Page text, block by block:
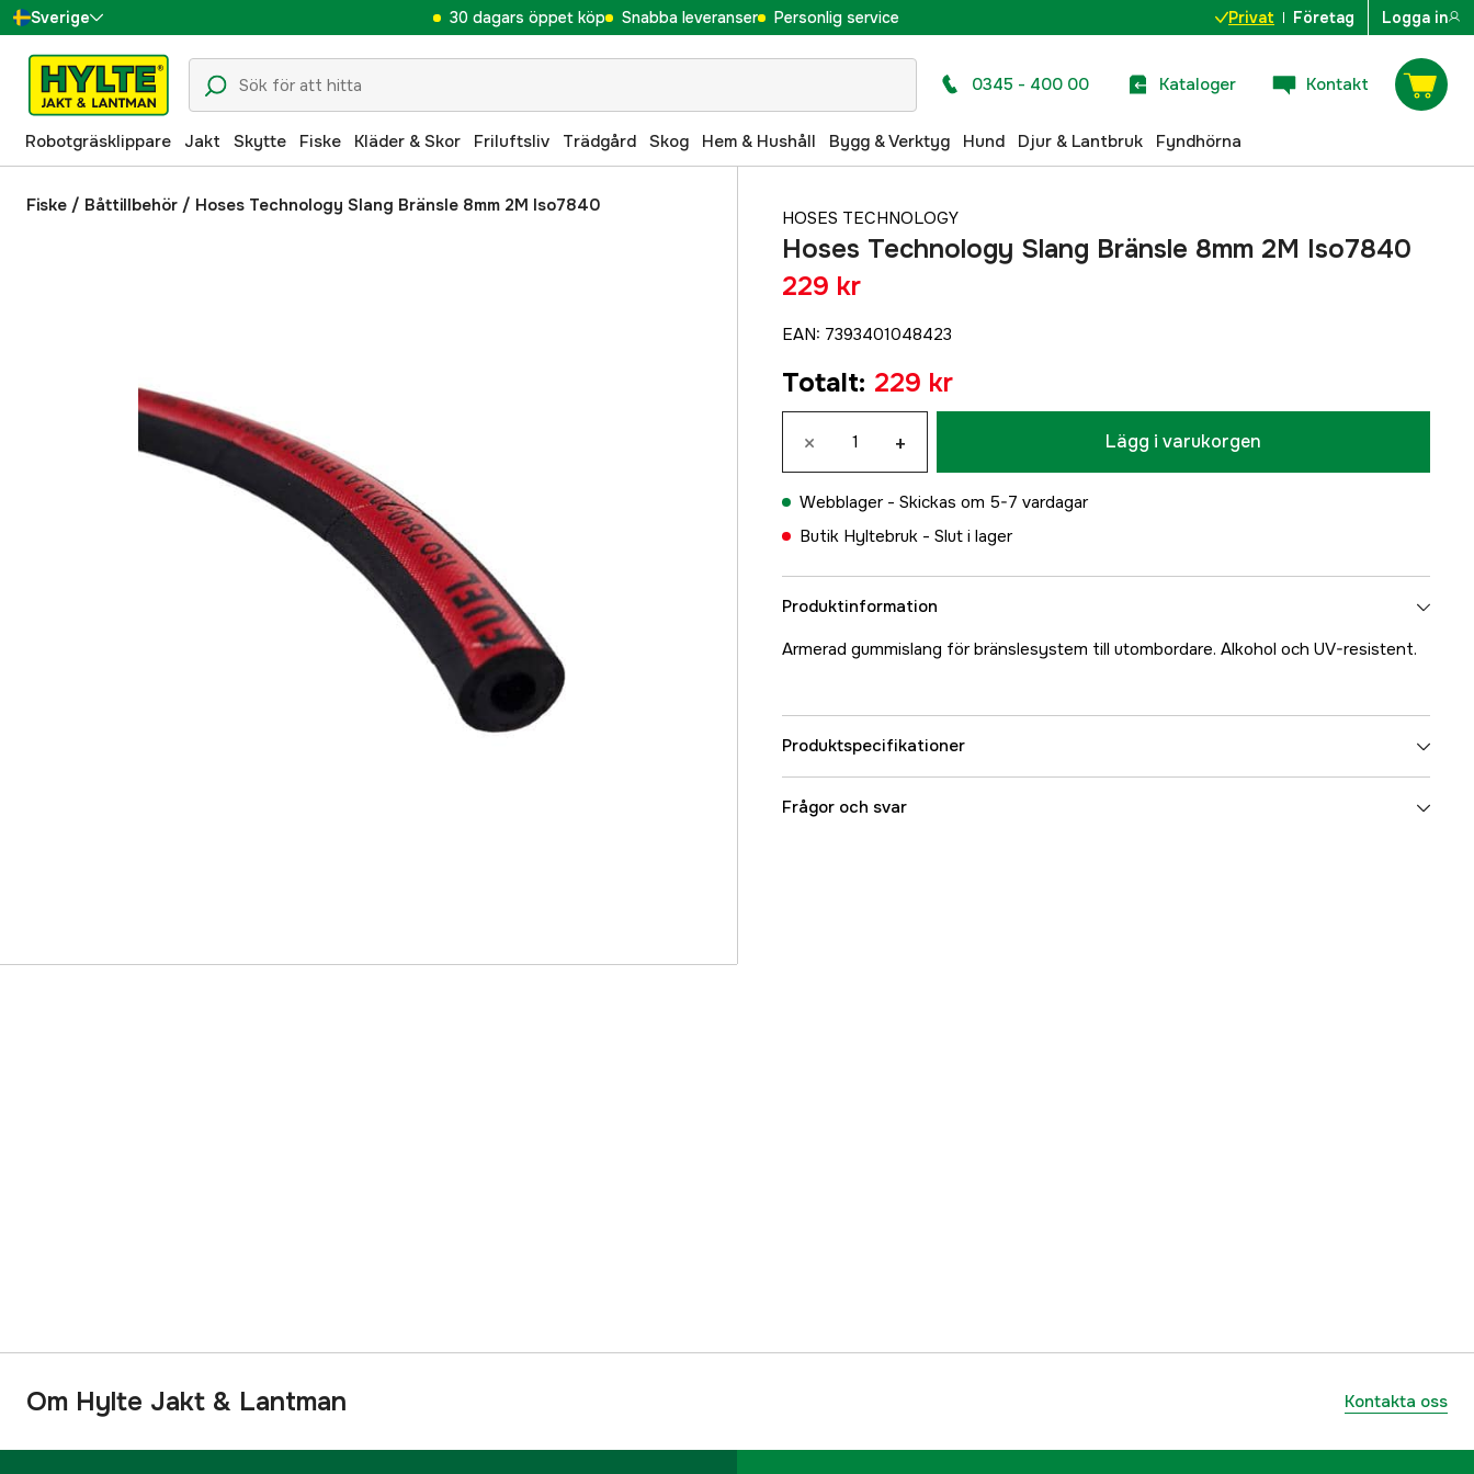
Sverige
Danmark
Suomi
Norge
Deutschland
30 dagars öppet köp Snabba leveranser Personlig service Privat Företag Logga in
0345 - 400 00 Kataloger Kontakt
Robotgräsklippare Jakt Skytte Fiske Kläder & Skor Friluftsliv Trädgård Skog Hem & Hushåll Bygg & Verktyg Hund Djur & Lantbruk Fyndhörna
Fiske / Båttillbehör / Hoses Technology Slang Bränsle 8mm 2M Iso7840
HOSES TECHNOLOGY
Hoses Technology Slang Bränsle 8mm 2M Iso7840
229 kr
EAN: 7393401048423
Totalt: 229 kr
× + Lägg i varukorgen
Webblager - Skickas om 5-7 vardagar
Butik Hyltebruk - Slut i lager
Produktinformation
Armerad gummislang för bränslesystem till utombordare. Alkohol och UV-resistent.
Produktspecifikationer
Referensnummer
Frågor och svar
Om Hylte Jakt & Lantman Kontakta oss